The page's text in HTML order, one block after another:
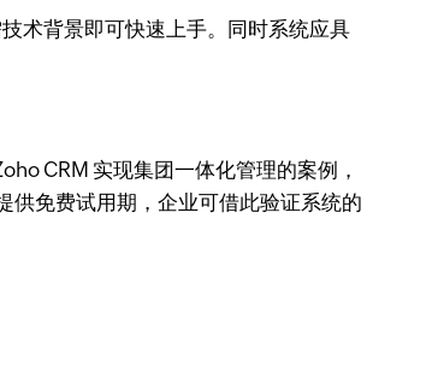
术背景即可快速上手。同时系统应具
CRM 实现集团一体化管理的案例，
供免费试用期，企业可借此验证系统的